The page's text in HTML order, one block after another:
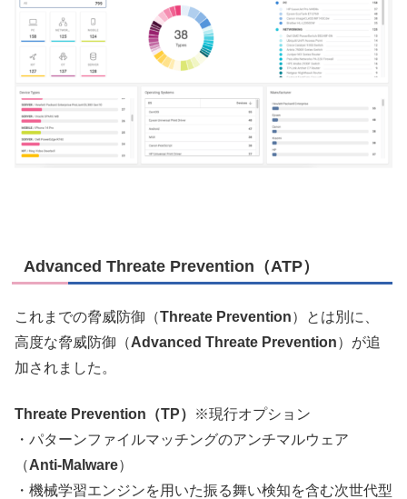
Advanced Threate Prevention（ATP）
これまでの脅威防御（Threate Prevention）とは別に、
高度な脅威防御（Advanced Threate Prevention）が追
加されました。
Threate Prevention（TP）
※現行オプション
・パターンファイルマッチングのアンチマルウェア
（Anti-Malware）
・機械学習エンジンを用いた振る舞い検知を含む次世代型